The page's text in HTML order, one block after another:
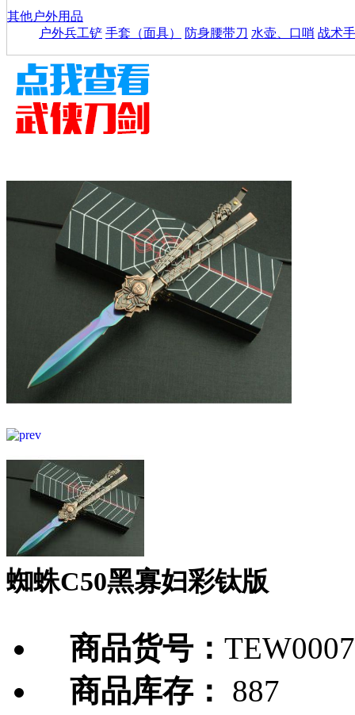
其他户外用品
户外兵工铲 手套（面具） 防身腰带刀 水壶、口哨 战术
蜘蛛C50黑寡妇彩钛版
商品货号：
商品库存：
887